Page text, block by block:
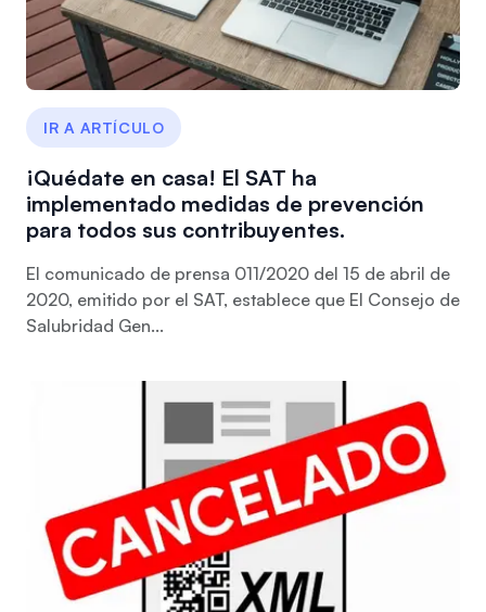
IR A ARTÍCULO
¡Quédate en casa! El SAT ha
implementado medidas de prevención
para todos sus contribuyentes.
El comunicado de prensa 011/2020 del 15 de abril de
2020, emitido por el SAT, establece que El Consejo de
Salubridad Gen...